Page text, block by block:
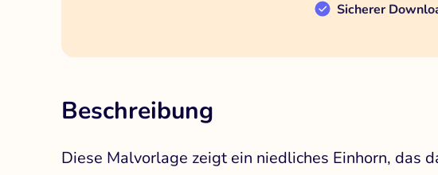
Sicherer
Beschreibung
Diese Malvorlage zeigt ein niedliches Einhorn, das